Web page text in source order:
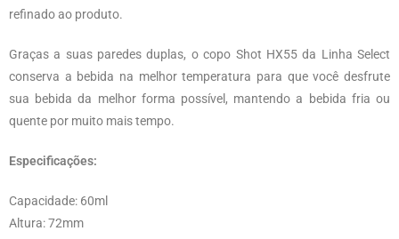
refinado ao produto.
Graças a suas paredes duplas, o copo Shot HX55 da Linha Select
conserva a bebida na melhor temperatura para que você desfrute
sua bebida da melhor forma possível, mantendo a bebida fria ou
quente por muito mais tempo.
Especificações:
Capacidade: 60ml
Altura: 72mm